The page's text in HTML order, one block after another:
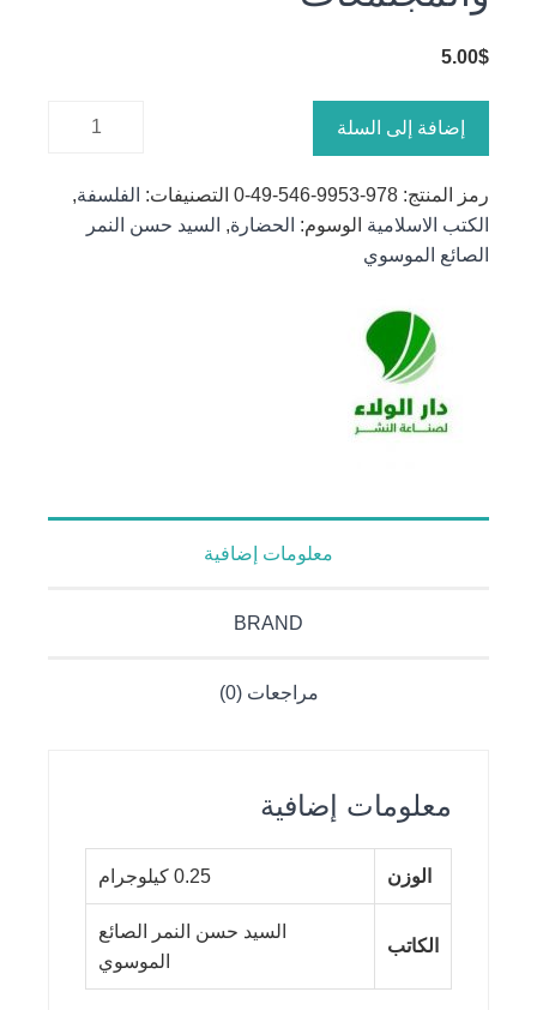
5.00$
-دور
التوحيد في
إضافة إلى السلة
رمز المنتج: 978-9953-546-49-0 التصنيفات: الفلسفة,
الكتب الاسلامية الوسوم: الحضارة, السيد حسن النمر
الصائع الموسوي
معلومات إضافية
BRAND
مراجعات (0)
معلومات إضافية
الوزن 0.25 كيلوجرام
الكاتب
السيد حسن النمر الصائع
الموسوي